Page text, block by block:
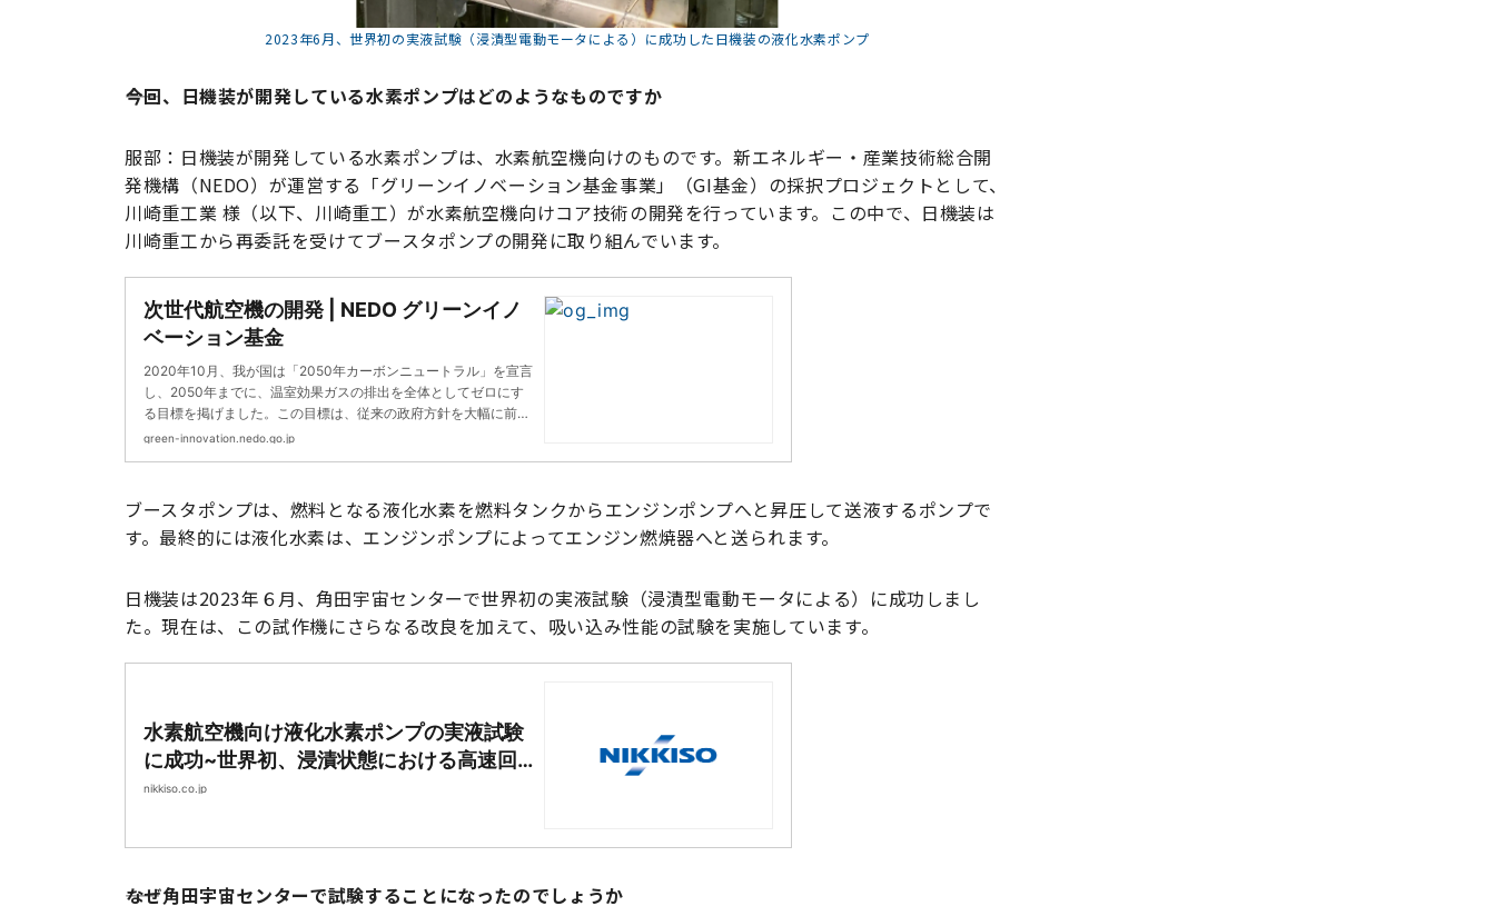
2023年6月、世界初の実液試験（浸漬型電動モータによる）に成功した日機装の液化水素ポンプ
――今回、日機装が開発している水素ポンプはどのようなものですか
服部：日機装が開発している水素ポンプは、水素航空機向けのものです。新エネルギー・産業技術総合開
発機構（NEDO）が運営する「グリーンイノベーション基金事業」（GI基金）の採択プロジェクトとして、
川崎重工業 様（以下、川崎重工）が水素航空機向けコア技術の開発を行っています。この中で、日機装は
川崎重工から再委託を受けてブースタポンプの開発に取り組んでいます。
次世代航空機の開発 | NEDO グリーンイノ
ベーション基金
2020年10月、我が国は「2050年カーボンニュートラル」を宣言
し、2050年までに、温室効果ガスの排出を全体としてゼロにす
る目標を掲げました。この目標は、従来の政府方針を大幅に前倒
すものであり、並大抵の努力で実現できるものではありません。
のため、グリーンイノベーション基金事業（以下「基金事業」と
いう。）により、NEDOに2兆円の基金を造成し、官民で野心的
かつ具体的な目標を共有した上で、これに経営課題として取り組
green-innovation.nedo.go.jp
ブースタポンプは、燃料となる液化水素を燃料タンクからエンジンポンプへと昇圧して送液するポンプで
す。最終的には液化水素は、エンジンポンプによってエンジン燃焼器へと送られます。
日機装は2023年６月、角田宇宙センターで世界初の実液試験（浸漬型電動モータによる）に成功しまし
た。現在は、この試作機にさらなる改良を加えて、吸い込み性能の試験を実施しています。
水素航空機向け液化水素ポンプの実液試験
に成功~世界初、浸漬状態における高速回
転で~ | お知らせ | 日機装株式会社
nikkiso.co.jp
――なぜ角田宇宙センターで試験することになったのでしょうか